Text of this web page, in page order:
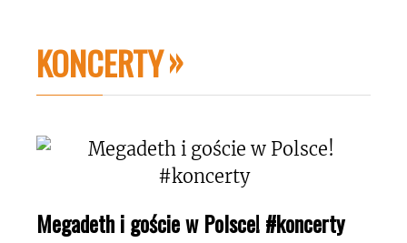
KONCERTY
Megadeth i goście w Polsce! #koncerty